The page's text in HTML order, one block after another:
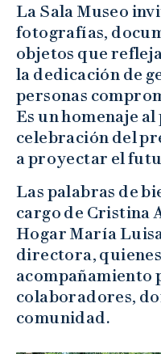
La Sala Museo
fotografías,
objetos que
la dedicación de
personas
Es un homenaje al
celebración del
a proyectar el
Las palabras de
cargo de Cristina
Hogar María
directora,
acompañamiento
colaboradores,
comunidad.